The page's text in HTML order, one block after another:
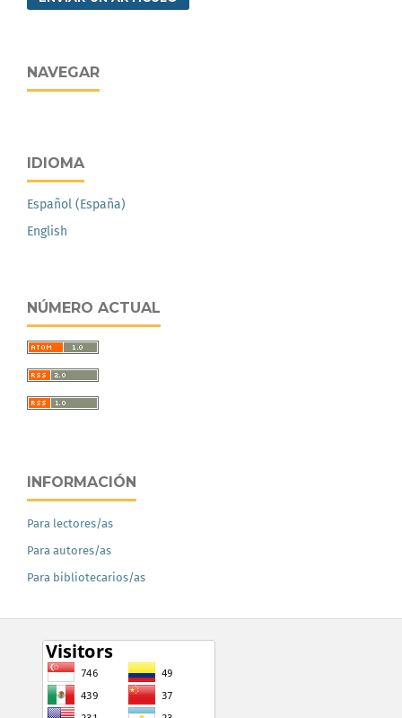
NAVEGAR
IDIOMA
Español (España)
English
NÚMERO ACTUAL
INFORMACIÓN
Para lectores/as
Para autores/as
Para bibliotecarios/as